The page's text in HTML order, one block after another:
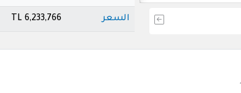
السعر 6,233,766 TL